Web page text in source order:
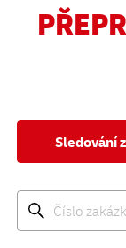
Sledování